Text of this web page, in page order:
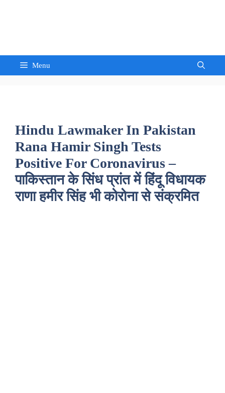
Menu
Hindu Lawmaker In Pakistan
Rana Hamir Singh Tests
Positive For Coronavirus –
पाकिस्तान के सिंध प्रांत में हिंदू विधायक
राणा हमीर सिंह भी कोरोना से संक्रमित